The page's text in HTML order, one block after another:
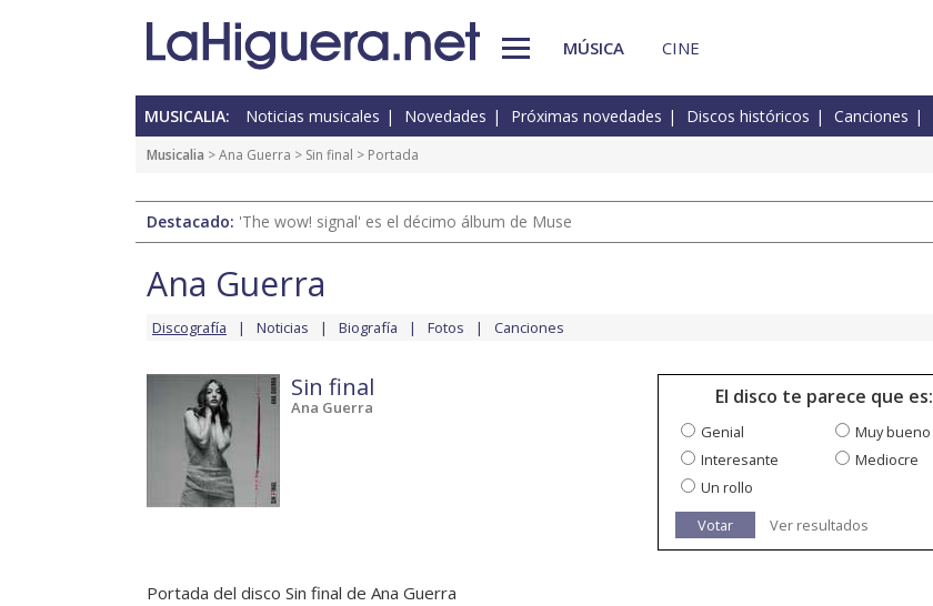
MÚSICA CINE
MUSICALIA: Noticias musicales Novedades Próximas novedades Discos históricos Canciones
Musicalia >Ana Guerra > Sin final > Portada
Destacado: 'The wow! signal' es el décimo álbum de Muse
Ana Guerra
Discografía Noticias Biografía Fotos Canciones
Sin final
Ana Guerra El disco te parece que es:
Genial
Muy bueno
Interesante
Mediocre
Un rollo
Votar
Ver resultados
Portada del disco Sin final de Ana Guerra